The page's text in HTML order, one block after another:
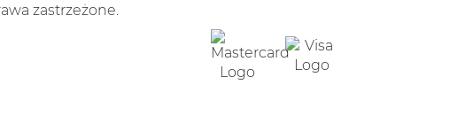
zastrzeżone.